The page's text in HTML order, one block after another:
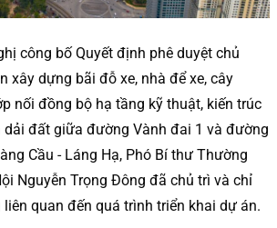
công bố Quyết định phê duyệt chủ
xây dựng bãi đỗ xe, nhà để xe, cây
nối đồng bộ hạ tầng kỹ thuật, kiến trúc
dải đất giữa đường Vành đai 1 và đường
Cầu - Láng Hạ, Phó Bí thư Thường
Nguyễn Trọng Đông đã chủ trì và chỉ
quan đến quá trình triển khai dự án.